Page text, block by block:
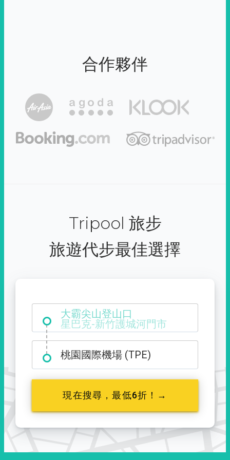
合作夥伴
Tripool 旅步
旅遊代步最佳選擇
大霸尖山登山口
桃園國際機場 (TPE)
現在搜尋，最低6折！→